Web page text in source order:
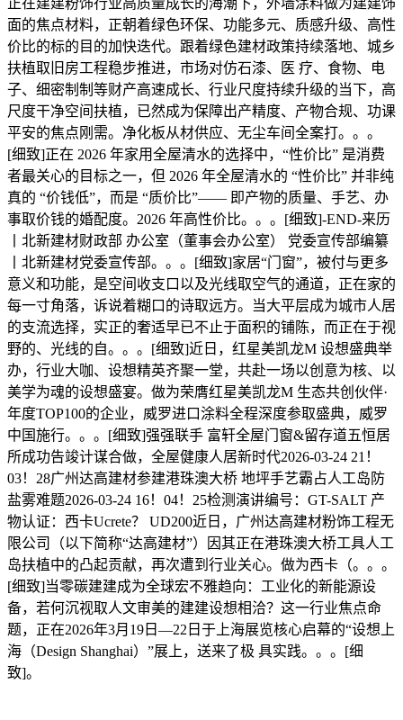
面的焦点材料，正朝着绿色环保、功能多元、质感升级、高性
价比的标的目的加快迭代。跟着绿色建材政策持续落地、城乡
扶植取旧房工程稳步推进，市场对仿石漆、医 疗、食物、电
子、细密制制等财产高速成长、行业尺度持续升级的当下，高
尺度干净空间扶植，已然成为保障出产精度、产物合规、功课
平安的焦点刚需。净化板从材供应、无尘车间全案打。。。
[细致]正在 2026 年家用全屋清水的选择中，“性价比” 是消费
者最关心的目标之一，但 2026 年全屋清水的 “性价比” 并非纯
真的 “价钱低”，而是 “质价比”—— 即产物的质量、手艺、办
事取价钱的婚配度。2026 年高性价比。。。[细致]-END-来历
丨北新建材财政部 办公室（董事会办公室） 党委宣传部编纂
丨北新建材党委宣传部。。。[细致]家居“门窗”，被付与更多
意义和功能，是空间收支口以及光线取空气的通道，正在家的
每一寸角落，诉说着糊口的诗取远方。当大平层成为城市人居
的支流选择，实正的奢适早已不止于面积的铺陈，而正在于视
野的、光线的自。。。[细致]近日，红星美凯龙M 设想盛典举
办，行业大咖、设想精英齐聚一堂，共赴一场以创意为核、以
美学为魂的设想盛宴。做为荣膺红星美凯龙M 生态共创伙伴·
年度TOP100的企业，威罗进口涂料全程深度参取盛典，威罗
中国施行。。。[细致]强强联手 富轩全屋门窗&留存道五恒居
所成功告竣计谋合做，全屋健康人居新时代2026-03-24 21！
03！28广州达高建材参建港珠澳大桥 地坪手艺霸占人工岛防
盐雾难题2026-03-24 16！04！25检测演讲编号：GT-SALT 产
物认证：西卡Ucrete？ UD200近日，广州达高建材粉饰工程无
限公司（以下简称“达高建材”）因其正在港珠澳大桥工具人工
岛扶植中的凸起贡献，再次遭到行业关心。做为西卡（。。。
[细致]当零碳建建成为全球宏不雅趋向：工业化的新能源设
备，若何沉视取人文审美的建建设想相洽？这一行业焦点命
题，正在2026年3月19日—22日于上海展览核心启幕的“设想上
海（Design Shanghai）”展上，送来了极 具实践。。。[细
致]。